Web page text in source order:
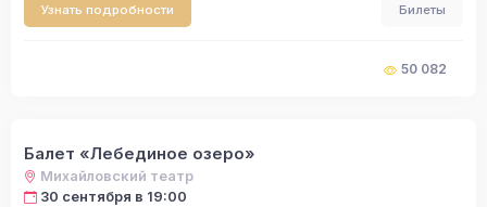
Узнать подробности Билеты
50 082
Балет «Лебединое озеро»
Михайловский театр
30 сентября в 19:00